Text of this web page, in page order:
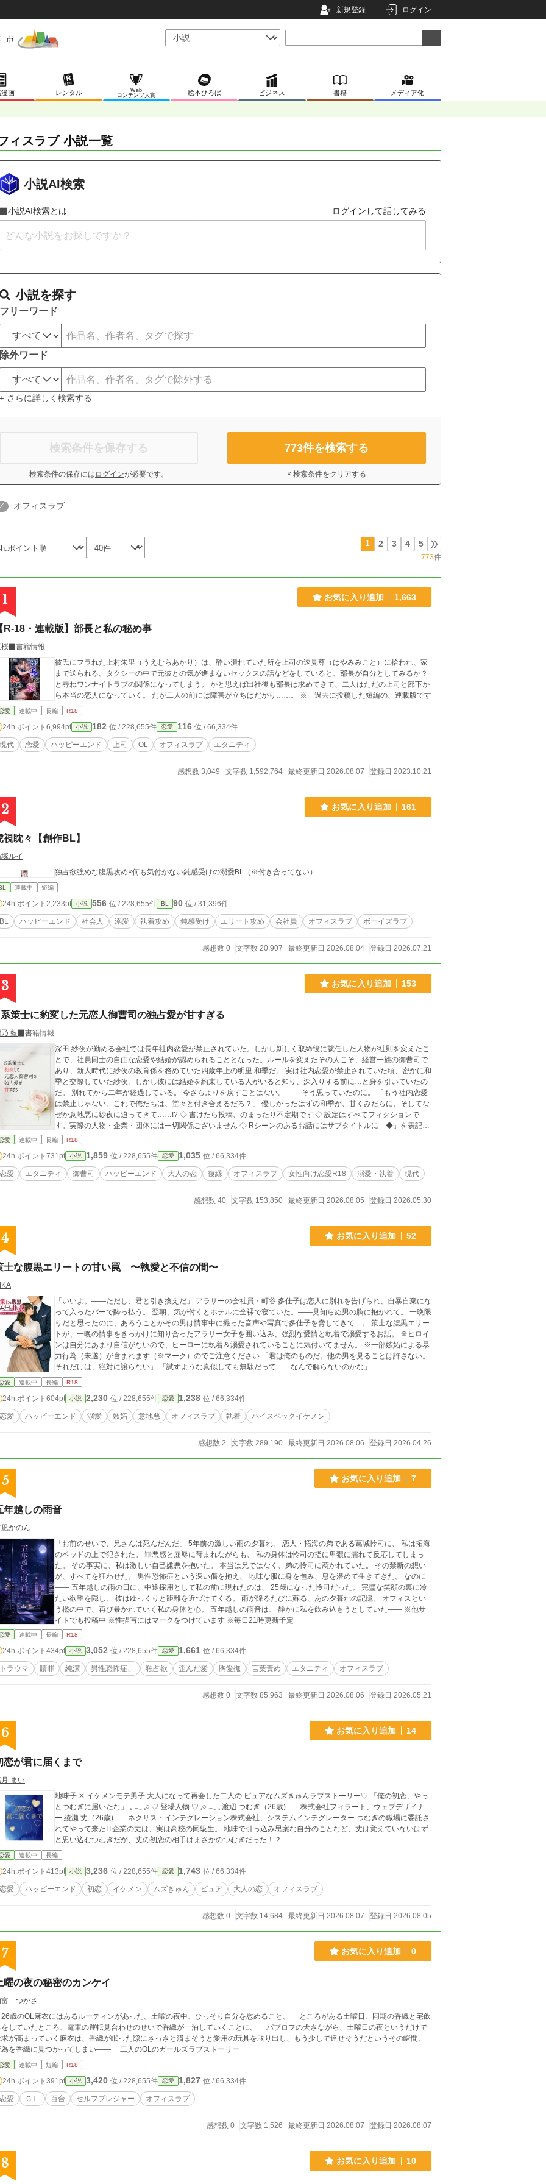
新規登録 ログイン
画 レンタル
Web
コンテンツ大賞
絵本ひろば ビジネス 書籍 メディア化
ィスラブ 小説一覧
小説AI検索
小説AI検索とは ログインして話してみる
小説を探す
フリーワード
除外ワード
+ さらに詳しく検索する
検索条件を保存する
検索条件の保存には ログインが必要です。
773件を検索する
× 検索条件をクリアする
オフィスラブ
1 2 3 4 5
773件
1 お気に入り追加 1,663
R-18・連載版】部長と私の秘め事
書籍情報
彼氏にフラれた上村朱里（うえむらあかり）は、酔い潰れていた所を上司の速見尊（はやみみこと）に拾われ、家
まで送られる。タクシーの中で元彼との気が進まないセックスの話などをしていると、部長が自分としてみるか？
と尋ねワンナイトラブの関係になってしまう。 かと思えば出社後も部長は求めてきて、二人はただの上司と部下か
ら本当の恋人になっていく。 だが二人の前には障害が立ちはだかり……。 ※ 過去に投稿した短編の、連載版です
愛 連載中 長編 R18
24h.ポイント 6,994pt 小説 182 位 / 228,655件 恋愛 116 位 / 66,334件
現代 恋愛 ハッピーエンド 上司 OL オフィスラブ エタニティ
感想数 3,049 文字数 1,592,764 最終更新日 2026.08.07 登録日 2023.10.21
2 お気に入り追加 161
視眈々【創作BL】
ルイ
独占欲強めな腹黒攻め×何も気付かない鈍感受けの溺愛BL（※付き合ってない）
連載中 短編
24h.ポイント 2,233pt 小説 556 位 / 228,655件 BL 90 位 / 31,396件
BL ハッピーエンド 社会人 溺愛 執着攻め 鈍感受け エリート攻め 会社員 オフィスラブ ボーイズラブ
感想数 0 文字数 20,907 最終更新日 2026.08.04 登録日 2026.07.21
3 お気に入り追加 153
策士に豹変した元恋人御曹司の独占愛が甘すぎる
藍
書籍情報
深田 紗夜が勤める会社では長年社内恋愛が禁止されていた。しかし新しく取締役に就任した人物が社則を変えたこ
とで、社員同士の自由な恋愛や結婚が認められることとなった。ルールを変えたその人こそ、経営一族の御曹司で
あり、新人時代に紗夜の教育係を務めていた四歳年上の明里 和季だ。 実は社内恋愛が禁止されていた頃、密かに和
季と交際していた紗夜。しかし彼には結婚を約束している人がいると知り、深入りする前に…と身を引いていたの
だ。 別れてから二年が経過している。 今さらよりを戻すことはない。 ――そう思っていたのに。 「もう社内恋愛
は禁止じゃない。これで俺たちは、堂々と付き合えるだろ？」 優しかったはずの和季が、甘くみだらに、そしてな
ぜか意地悪に紗夜に迫ってきて……!? ◇ 書けたら投稿、のまったり不定期です ◇ 設定はすべてフィクションで
す。実際の人物・企業・団体には一切関係ございません ◇ Rシーンのあるお話にはサブタイトルに「◆」を表記し
ています ◇ 表紙はCanvaさまで作成いたしました
愛 連載中 長編 R18
24h.ポイント 731pt 小説 1,859 位 / 228,655件 恋愛 1,035 位 / 66,334件
恋愛 エタニティ 御曹司 ハッピーエンド 大人の恋 復縁 オフィスラブ 女性向け恋愛R18 溺愛・執着 現代
感想数 40 文字数 153,850 最終更新日 2026.08.05 登録日 2026.05.30
4 お気に入り追加 52
士な腹黒エリートの甘い罠 〜執愛と不信の間〜
「いいよ。――ただし、君と引き換えだ」 アラサーの会社員・町谷 多佳子は恋人に別れを告げられ、自暴自棄にな
って入ったバーで酔っ払う。 翌朝、気が付くとホテルに全裸で寝ていた。――見知らぬ男の胸に抱かれて。 一晩限
りだと思ったのに、あろうことかその男は情事中に撮った音声や写真で多佳子を脅してきて…。 策士な腹黒エリー
トが、一晩の情事をきっかけに知り合ったアラサー女子を囲い込み、強烈な愛情と執着で溺愛するお話。 ※ヒロイ
ンは自分にあまり自信がないので、ヒーローに執着＆溺愛されていることに気付いてません。 ※一部嫉妬による暴
力行為（未遂）が含まれます（※マーク）のでご注意ください 「君は俺のものだ。他の男を見ることは許さない。
それだけは、絶対に譲らない」 「試すような真似しても無駄だって――なんで解らないのかな」
愛 連載中 長編 R18
24h.ポイント 604pt 小説 2,230 位 / 228,655件 恋愛 1,238 位 / 66,334件
恋愛 ハッピーエンド 溺愛 嫉妬 意地悪 オフィスラブ 執着 ハイスペックイケメン
感想数 2 文字数 289,190 最終更新日 2026.08.06 登録日 2026.04.26
5 お気に入り追加 7
年越しの雨音
かのん
「お前のせいで、兄さんは死んだんだ」 5年前の激しい雨の夕暮れ。 恋人・拓海の弟である葛城怜司に、 私は拓海
のベッドの上で犯された。 罪悪感と屈辱に苛まれながらも、 私の身体は怜司の指に卑猥に濡れて反応してしまっ
た。 その事実に、私は激しい自己嫌悪を抱いた。 本当は兄ではなく、弟の怜司に惹かれていた。 その禁断の想い
が、すべてを狂わせた。 男性恐怖症という深い傷を抱え、 地味な服に身を包み、息を潜めて生きてきた。 なのに
—— 五年越しの雨の日に、中途採用として私の前に現れたのは、 25歳になった怜司だった。 完璧な笑顔の裏に冷
たい欲望を隠し、 彼はゆっくりと距離を近づけてくる。 雨が降るたびに蘇る、あの夕暮れの記憶。 オフィスとい
う檻の中で、再び暴かれていく私の身体と心。 五年越しの雨音は、 静かに私を飲み込もうとしていた—— ※他サ
イトでも投稿中 ※性描写にはマークをつけています ※毎日21時更新予定
愛 連載中 長編 R18
24h.ポイント 434pt 小説 3,052 位 / 228,655件 恋愛 1,661 位 / 66,334件
トラウマ 贖罪 純潔 男性恐怖症、 独占欲 歪んだ愛 胸愛撫 言葉責め エタニティ オフィスラブ
感想数 0 文字数 85,963 最終更新日 2026.08.06 登録日 2026.05.21
6 お気に入り追加 14
恋が君に届くまで
まい
地味子 ✕ イケメンモテ男子 大人になって再会した二人の ピュアなムズきゅんラブストーリー♡ 「俺の初恋、やっ
とつむぎに届いたな」 𓈒 𓂃 𓈒𓏸 ♡ 登場人物 ♡ 𓈒𓏸 𓂃 𓈒 渡辺 つむぎ（26歳)……株式会社フィラート、ウェブデザイナ
ー 綾瀬 丈（26歳)……ネクサス・インテグレーション株式会社、システムインテグレーター つむぎの職場に委託さ
れてやって来たIT企業の丈は、実は高校の同級生。 地味で引っ込み思案な自分のことなど、丈は覚えていないはず
と思い込むつむぎだが、丈の初恋の相手はまさかのつむぎだった！？
愛 連載中 長編
24h.ポイント 413pt 小説 3,236 位 / 228,655件 恋愛 1,743 位 / 66,334件
恋愛 ハッピーエンド 初恋 イケメン ムズきゅん ピュア 大人の恋 オフィスラブ
感想数 0 文字数 14,684 最終更新日 2026.08.07 登録日 2026.08.05
7 お気に入り追加 0
曜の夜の秘密のカンケイ
富 つかさ
歳のOL麻衣にはあるルーティンがあった。土曜の夜中、ひっそり自分を慰めること。 ところがある土曜日、同期の香織と宅飲
をしていたところ、電車の運転見合わせのせいで香織が一泊していくことに。 パブロフの犬さながら、土曜日の夜というだけで
が高まっていく麻衣は、香織が眠った隙にさっさと済まそうと愛用の玩具を取り出し、もう少しで達せそうだというその瞬間、
行為を香織に見つかってしまい―― 二人のOLのガールズラブストーリー
愛 連載中 短編 R18
24h.ポイント 391pt 小説 3,420 位 / 228,655件 恋愛 1,827 位 / 66,334件
恋愛 ＧＬ 百合 セルフプレジャー オフィスラブ
感想数 0 文字数 1,526 最終更新日 2026.08.07 登録日 2026.08.07
8 お気に入り追加 10